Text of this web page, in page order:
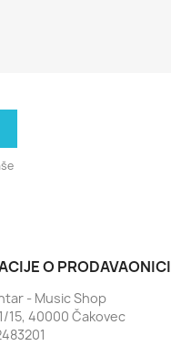
O PRODAVAONICI
- Music Shop
15, 40000 Čakovec